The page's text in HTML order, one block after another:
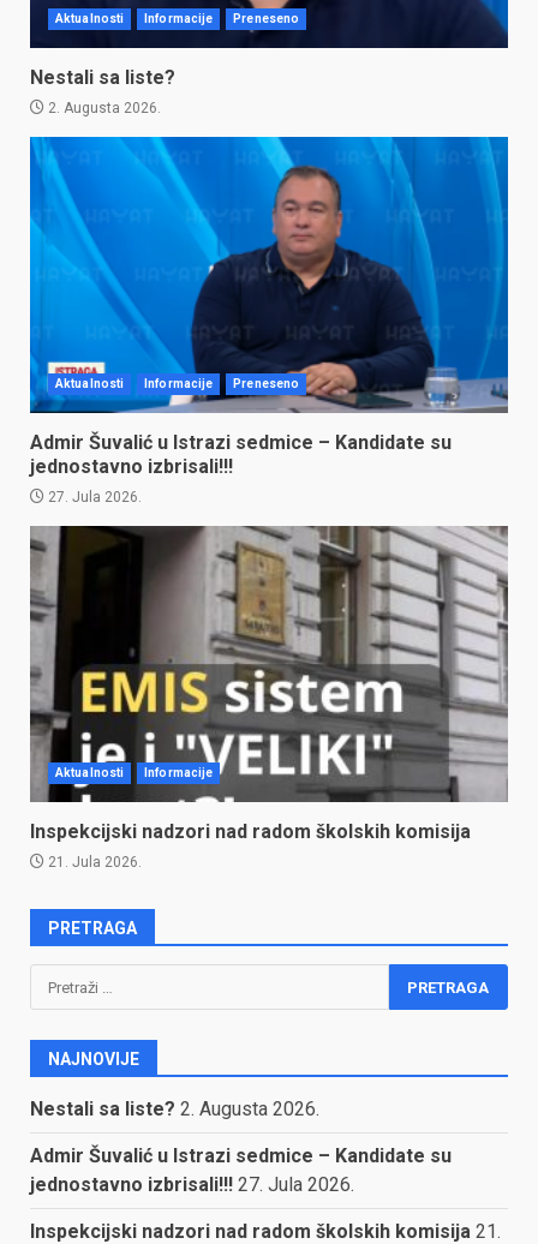
Aktualnosti Informacije Preneseno
Nestali sa liste?
2. Augusta 2026.
Aktualnosti Informacije Preneseno
Admir Šuvalić u Istrazi sedmice – Kandidate su
jednostavno izbrisali!!!
27. Jula 2026.
Aktualnosti Informacije
Inspekcijski nadzori nad radom školskih komisija
21. Jula 2026.
PRETRAGA
Pretraga:
NAJNOVIJE
Nestali sa liste? 2. Augusta 2026.
Admir Šuvalić u Istrazi sedmice – Kandidate su
jednostavno izbrisali!!! 27. Jula 2026.
Inspekcijski nadzori nad radom školskih komisija 21.